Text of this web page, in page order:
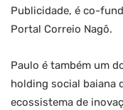
Publicidade, é co-
Portal Correio Nagô.
Paulo é também um
holding social baiana
ecossistema de